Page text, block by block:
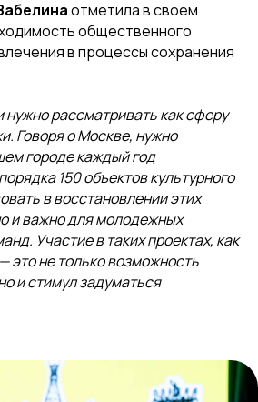
отметила в своем
общественного
в процессы сохранения
рассматривать как сферу
Говоря о Москве, нужно
городе каждый год
150 объектов культурного
в восстановлении этих
и важно для молодежных
Участие в таких проектах, как
это не только возможность
и стимул задуматься